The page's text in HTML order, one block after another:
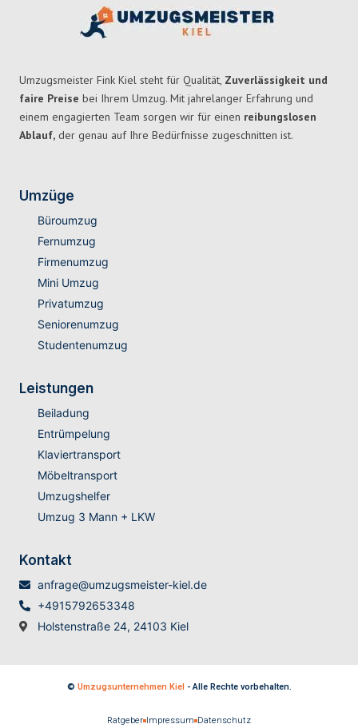
Umzugsmeister Fink Kiel steht für Qualität, Zuverlässigkeit und
faire Preise bei Ihrem Umzug. Mit jahrelanger Erfahrung und
einem engagierten Team sorgen wir für einen reibungslosen
Ablauf, der genau auf Ihre Bedürfnisse zugeschnitten ist.
Umzüge
Büroumzug
Fernumzug
Firmenumzug
Mini Umzug
Privatumzug
Seniorenumzug
Studentenumzug
Leistungen
Beiladung
Entrümpelung
Klaviertransport
Möbeltransport
Umzugshelfer
Umzug 3 Mann + LKW
Kontakt
anfrage@umzugsmeister-kiel.de
+4915792653348
Holstenstraße 24, 24103 Kiel
© Umzugsunternehmen Kiel - Alle Rechte vorbehalten.
Ratgeber Impressum Datenschutz